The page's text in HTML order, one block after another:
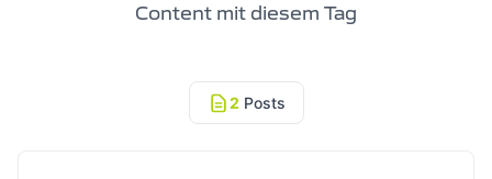
Content mit diesem Tag
2 Posts